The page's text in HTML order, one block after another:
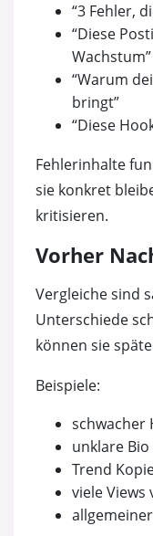
“3 Fehler,
“Diese
Wachstum”
“Warum
bringt”
“Diese
Fehlerinhalte
sie konkret
kritisieren.
Vorher
Vergleiche sind
Unterschiede
können sie
Beispiele:
schwacher
unklare Bio
Trend
viele Views